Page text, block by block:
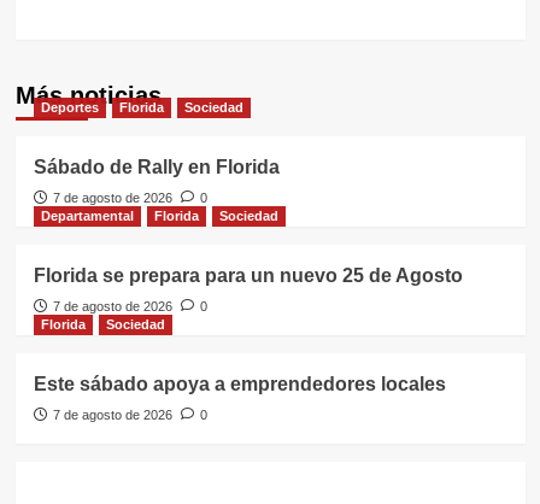
Más noticias
Deportes Florida Sociedad
Sábado de Rally en Florida
7 de agosto de 2026
0
Departamental
Florida Sociedad
Florida se prepara para un nuevo 25 de Agosto
7 de agosto de 2026
0
Florida
Sociedad
Este sábado apoya a emprendedores locales
7 de agosto de 2026 0